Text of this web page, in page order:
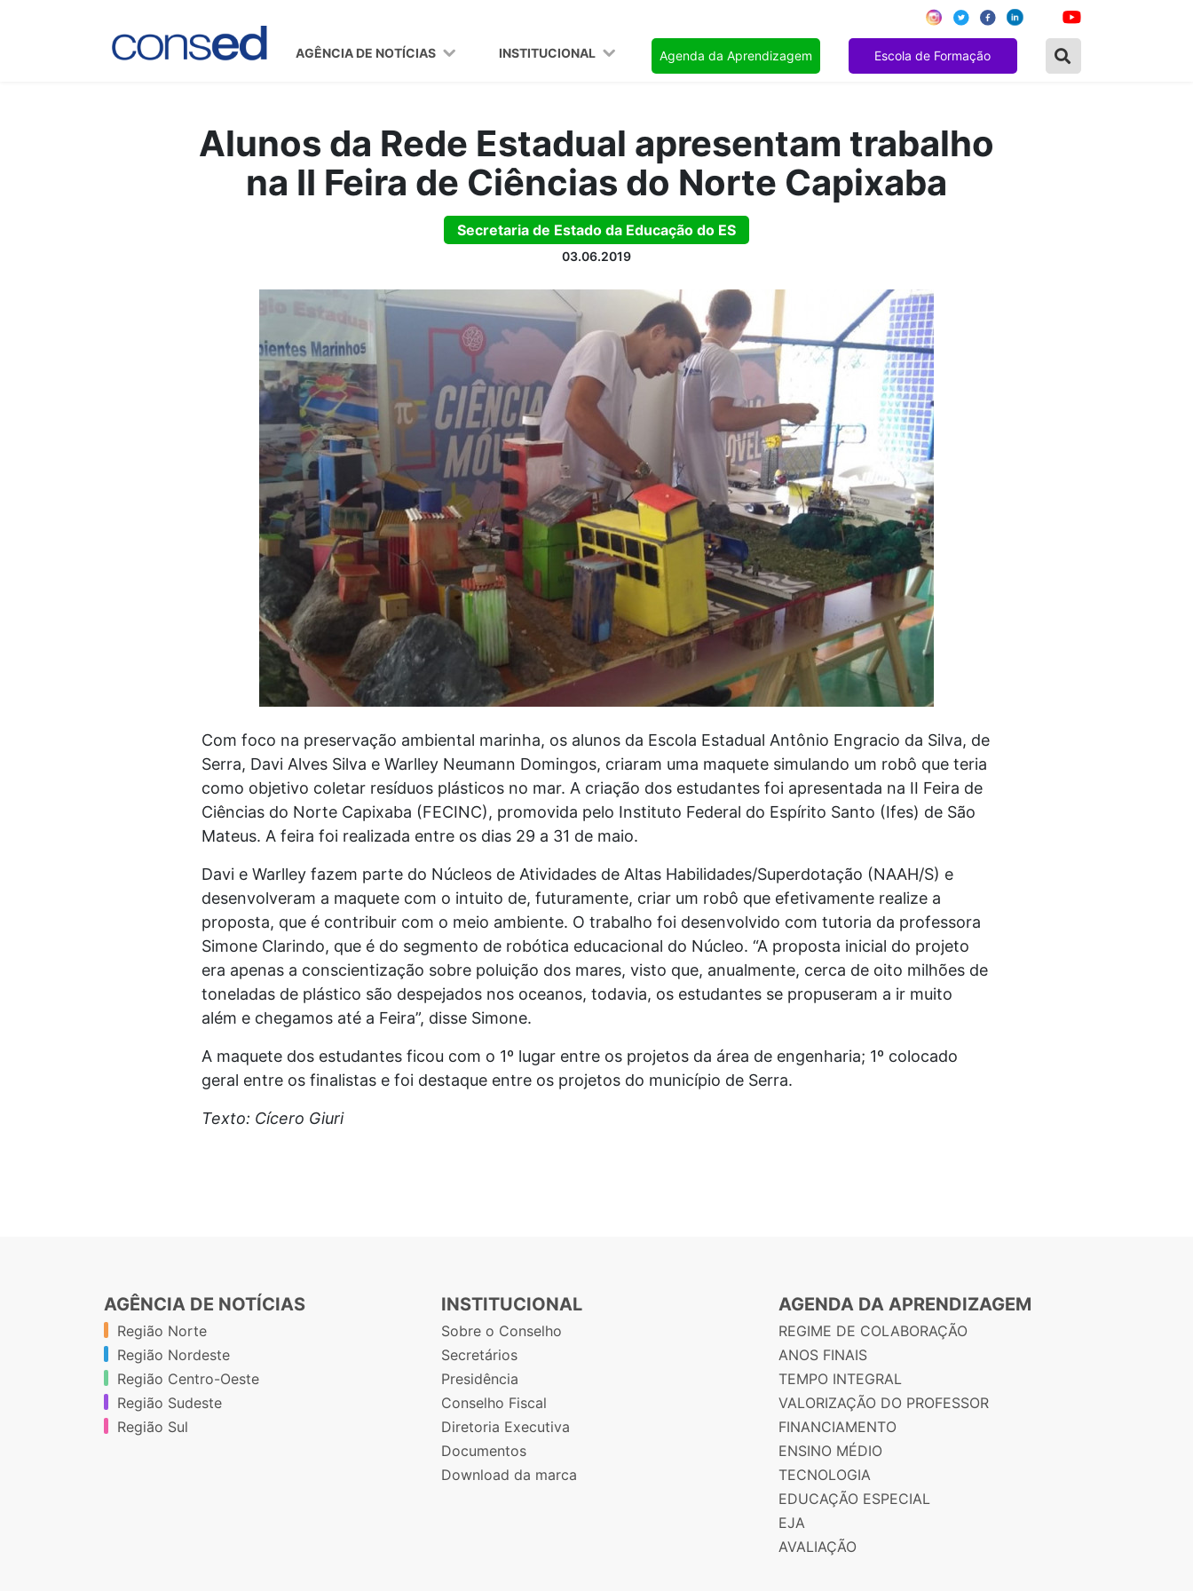
AGÊNCIA DE NOTÍCIAS INSTITUCIONAL Agenda da Aprendizagem Escola de Formação
Alunos da Rede Estadual apresentam trabalho
na II Feira de Ciências do Norte Capixaba
Secretaria de Estado da Educação do ES
03.06.2019
Com foco na preservação ambiental marinha, os alunos da Escola Estadual Antônio Engracio da Silva, de
Serra, Davi Alves Silva e Warlley Neumann Domingos, criaram uma maquete simulando um robô que teria
como objetivo coletar resíduos plásticos no mar. A criação dos estudantes foi apresentada na II Feira de
Ciências do Norte Capixaba (FECINC), promovida pelo Instituto Federal do Espírito Santo (Ifes) de São
Mateus. A feira foi realizada entre os dias 29 a 31 de maio.
Davi e Warlley fazem parte do Núcleos de Atividades de Altas Habilidades/Superdotação (NAAH/S) e
desenvolveram a maquete com o intuito de, futuramente, criar um robô que efetivamente realize a
proposta, que é contribuir com o meio ambiente. O trabalho foi desenvolvido com tutoria da professora
Simone Clarindo, que é do segmento de robótica educacional do Núcleo. “A proposta inicial do projeto
era apenas a conscientização sobre poluição dos mares, visto que, anualmente, cerca de oito milhões de
toneladas de plástico são despejados nos oceanos, todavia, os estudantes se propuseram a ir muito
além e chegamos até a Feira”, disse Simone.
A maquete dos estudantes ficou com o 1º lugar entre os projetos da área de engenharia; 1º colocado
geral entre os finalistas e foi destaque entre os projetos do município de Serra.
Texto: Cícero Giuri
AGÊNCIA DE NOTÍCIAS
Região Norte
Região Nordeste
Região Centro-Oeste
Região Sudeste
Região Sul
INSTITUCIONAL
Sobre o Conselho
Secretários
Presidência
Conselho Fiscal
Diretoria Executiva
Documentos
Download da marca
AGENDA DA APRENDIZAGEM
REGIME DE COLABORAÇÃO
ANOS FINAIS
TEMPO INTEGRAL
VALORIZAÇÃO DO PROFESSOR
FINANCIAMENTO
ENSINO MÉDIO
TECNOLOGIA
EDUCAÇÃO ESPECIAL
EJA
AVALIAÇÃO